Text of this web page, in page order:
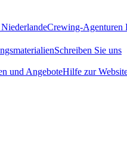
Crewing-Agenturen
Schreiben Sie uns
und AngeboteHilfe zur